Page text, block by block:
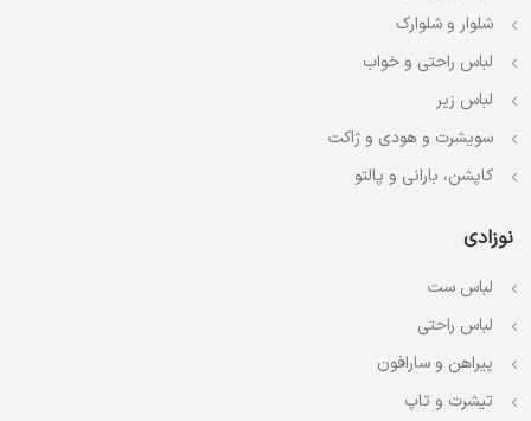
شلوار و شلوارک
لباس راحتی و خواب
لباس زیر
سویشرت و هودی و ژاکت
کاپشن، بارانی و پالتو
نوزادی
لباس ست
لباس راحتی
پیراهن و سارافون
تیشرت و تاپ